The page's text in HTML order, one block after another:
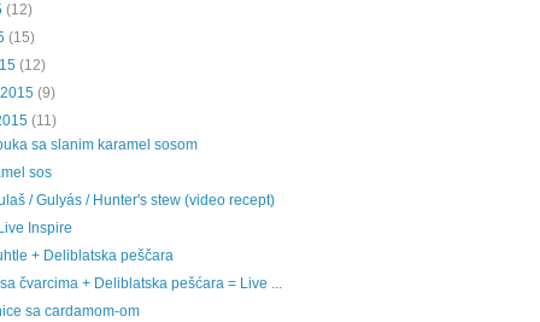
(12)
(15)
(12)
(9)
(11)
sa slanim karamel sosom
sos
/ Gulyás / Hunter's stew (video recept)
Inspire
+ Deliblatska peščara
čvarcima + Deliblatska pešćara = Live ...
sa cardamom-om